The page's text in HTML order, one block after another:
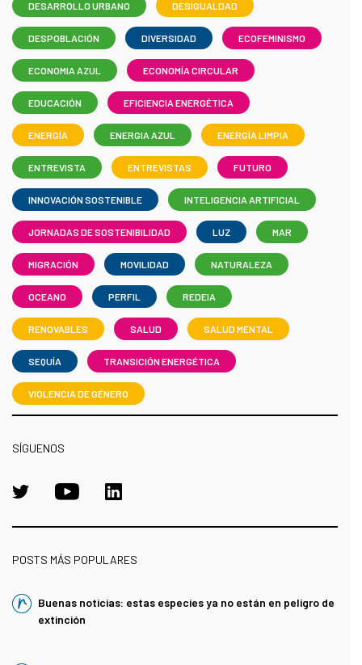
DESARROLLO URBANO DESIGUALDAD
DESPOBLACIÓN DIVERSIDAD ECOFEMINISMO
ECONOMIA AZUL ECONOMÍA CIRCULAR
EDUCACIÓN EFICIENCIA ENERGÉTICA
ENERGÍA ENERGIA AZUL ENERGÍA LIMPIA
ENTREVISTA ENTREVISTAS FUTURO
INNOVACIÓN SOSTENIBLE INTELIGENCIA ARTIFICIAL
JORNADAS DE SOSTENIBILIDAD LUZ MAR
MIGRACIÓN MOVILIDAD NATURALEZA
OCEANO PERFIL REDEIA
RENOVABLES SALUD SALUD MENTAL
SEQUÍA TRANSICIÓN ENERGÉTICA
VIOLENCIA DE GÉNERO
SÍGUENOS
POSTS MÁS POPULARES
Buenas noticias: estas especies ya no están en peligro de
extinción